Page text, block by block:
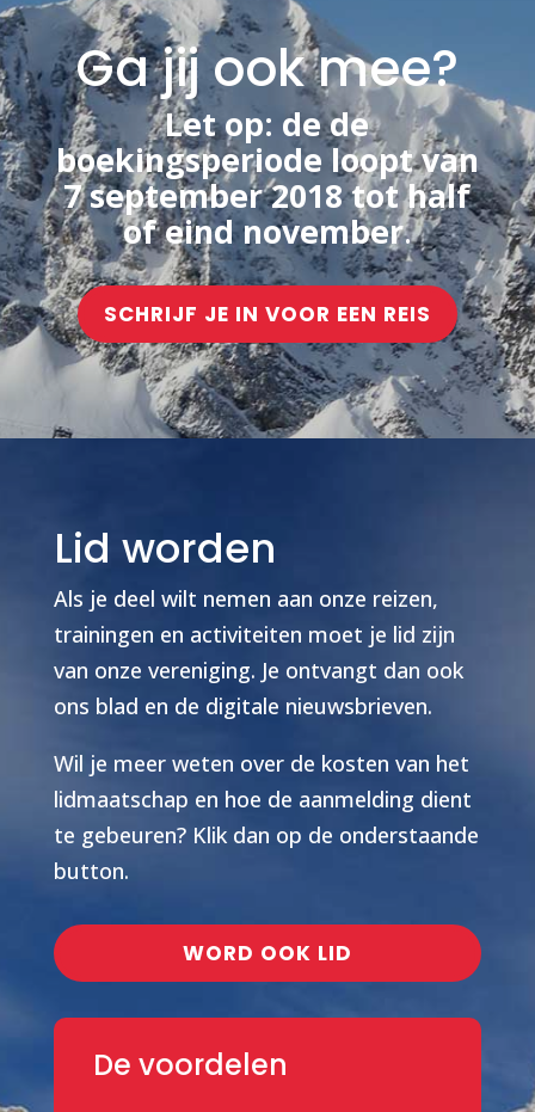
Ga jij ook mee?
Let op: de de
boekingsperiode loopt van
7 september 2018 tot half
of eind november.
SCHRIJF JE IN VOOR EEN REIS
Lid worden
Als je deel wilt nemen aan onze reizen,
trainingen en activiteiten moet je lid zijn
van onze vereniging. Je ontvangt dan ook
ons blad en de digitale nieuwsbrieven.
Wil je meer weten over de kosten van het
lidmaatschap en hoe de aanmelding dient
te gebeuren? Klik dan op de onderstaande
button.
WORD OOK LID
De voordelen